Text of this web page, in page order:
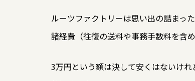
ルーツファクトリーは思い出の詰まっ
諸経費（往復の送料や事務手数料を含
3万円という額は決して安くはないけ